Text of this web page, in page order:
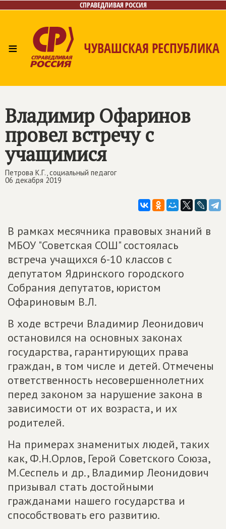
СПРАВЕДЛИВАЯ РОССИЯ
≡ ЧУВАШСКАЯ РЕСПУБЛИКА
Контакты
Владимир Офаринов
провел встречу с
учащимися
Петрова К.Г., социальный педагог
06 декабря 2019
В рамках месячника правовых знаний в
МБОУ "Советская СОШ" состоялась
встреча учащихся 6-10 классов с
депутатом Ядринского городского
Собрания депутатов, юристом
Офариновым В.Л.
В ходе встречи Владимир Леонидович
остановился на основных законах
государства, гарантирующих права
граждан, в том числе и детей. Отмечены
ответственность несовершеннолетних
перед законом за нарушение закона в
зависимости от их возраста, и их
родителей.
На примерах знаменитых людей, таких
как, Ф.Н.Орлов, Герой Советского Союза,
М.Сеспель и др., Владимир Леонидович
призывал стать достойными
гражданами нашего государства и
способствовать его развитию.